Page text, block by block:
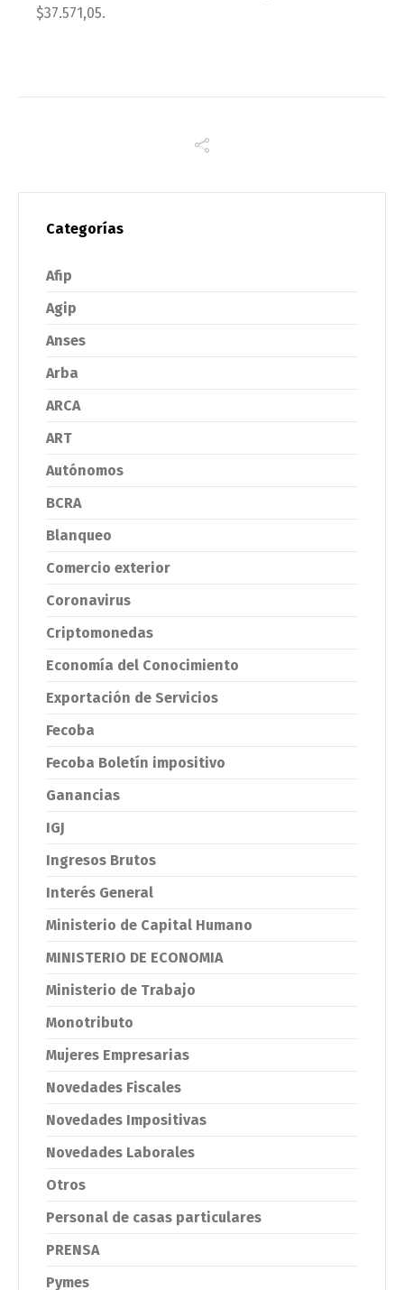
$37.571,05.
Categorías
Afip
Agip
Anses
Arba
ARCA
ART
Autónomos
BCRA
Blanqueo
Comercio exterior
Coronavirus
Criptomonedas
Economía del Conocimiento
Exportación de Servicios
Fecoba
Fecoba Boletín impositivo
Ganancias
IGJ
Ingresos Brutos
Interés General
Ministerio de Capital Humano
MINISTERIO DE ECONOMIA
Ministerio de Trabajo
Monotributo
Mujeres Empresarias
Novedades Fiscales
Novedades Impositivas
Novedades Laborales
Otros
Personal de casas particulares
PRENSA
Pymes